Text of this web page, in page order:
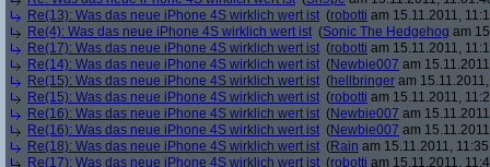
Re(13): Was das neue iPhone 4S wirklich wert ist (robotti am 15.11.2011,
Re(4): Was das neue iPhone 4S wirklich wert ist (Sonic The Hedgehog am
Re(17): Was das neue iPhone 4S wirklich wert ist (robotti am 15.11.2011,
Re(14): Was das neue iPhone 4S wirklich wert ist (Newbie007 am
Re(15): Was das neue iPhone 4S wirklich wert ist (hellbringer am
Re(15): Was das neue iPhone 4S wirklich wert ist (robotti am 15.11.2011,
Re(16): Was das neue iPhone 4S wirklich wert ist (Newbie007 am
Re(16): Was das neue iPhone 4S wirklich wert ist (Newbie007 am
Re(18): Was das neue iPhone 4S wirklich wert ist (Rain am 15.11.2011,
Re(17): Was das neue iPhone 4S wirklich wert ist (robotti am 15.11.2011,